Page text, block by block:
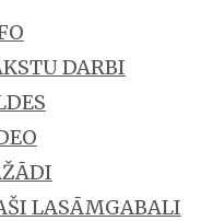
DARBI
LASĀMGABALI